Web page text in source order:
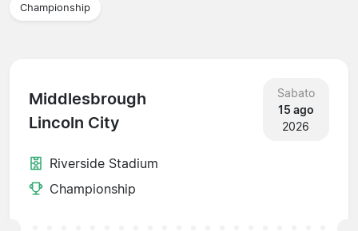
Championship
Middlesbrough
Lincoln City
Sabato
15 ago
2026
Riverside Stadium
Championship